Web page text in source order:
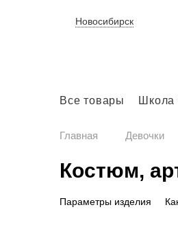
Новосибирск
Все товары Школа
Главная Девочки
Костюм,
Параметры изделия